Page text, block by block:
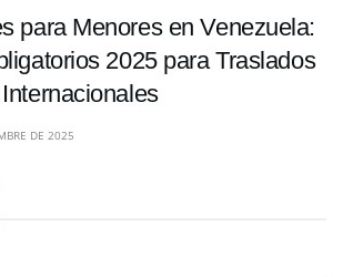
para Menores en Venezuela:
2025 para Traslados
DE 2025